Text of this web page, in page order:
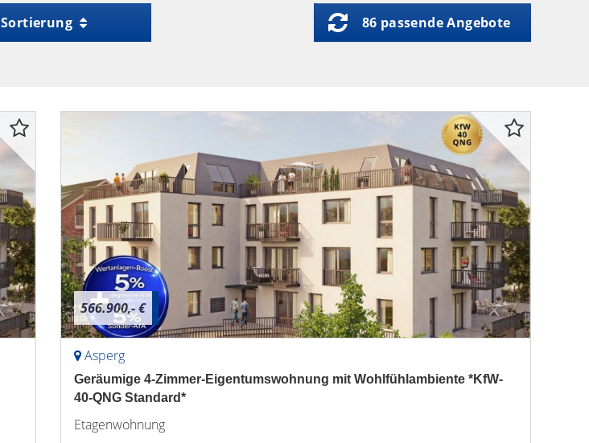
Sortierung 86 passende Angebote
566.900,- €
Asperg
Geräumige 4-Zimmer-Eigentumswohnung mit Wohlfühlambiente *KfW-
40-QNG Standard*
Etagenwohnung